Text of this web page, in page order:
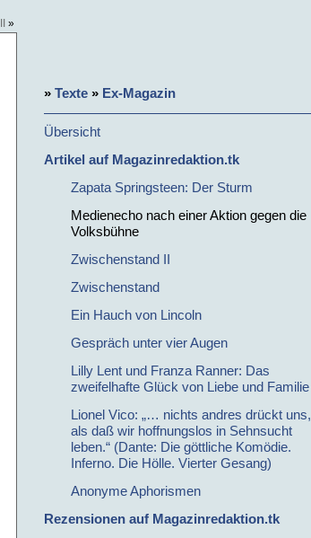
»
» Texte » Ex-Magazin
Übersicht
Artikel auf Magazinredaktion.tk
Zapata Springsteen: Der Sturm
Medienecho nach einer Aktion gegen die
Volksbühne
Zwischenstand II
Zwischenstand
Ein Hauch von Lincoln
Gespräch unter vier Augen
Lilly Lent und Franza Ranner: Das
zweifelhafte Glück von Liebe und Familie
Lionel Vico: „… nichts andres drückt uns,
als daß wir hoffnungslos in Sehnsucht
leben.“ (Dante: Die göttliche Komödie.
Inferno. Die Hölle. Vierter Gesang)
Anonyme Aphorismen
Rezensionen auf Magazinredaktion.tk